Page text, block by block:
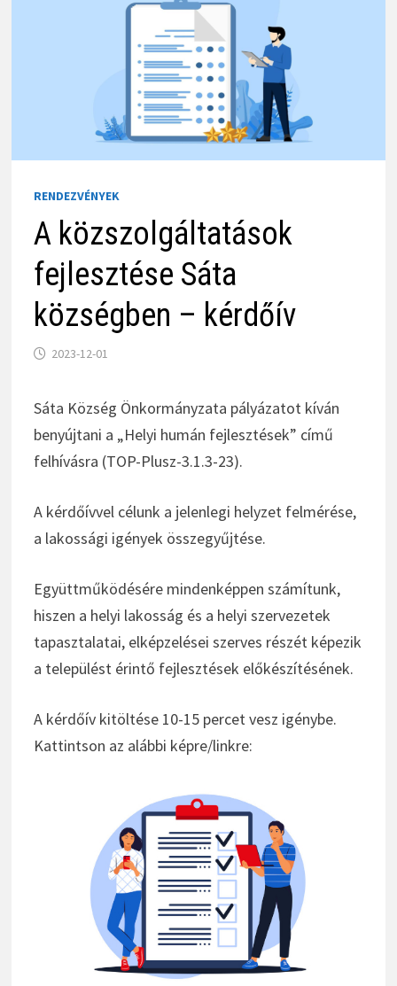
RENDEZVÉNYEK
A közszolgáltatások
fejlesztése Sáta
községben – kérdőív
2023-12-01
Sáta Község Önkormányzata pályázatot kíván
benyújtani a „Helyi humán fejlesztések” című
felhívásra (TOP-Plusz-3.1.3-23).
A kérdőívvel célunk a jelenlegi helyzet felmérése,
a lakossági igények összegyűjtése.
Együttműködésére mindenképpen számítunk,
hiszen a helyi lakosság és a helyi szervezetek
tapasztalatai, elképzelései szerves részét képezik
a települést érintő fejlesztések előkészítésének.
A kérdőív kitöltése 10-15 percet vesz igénybe.
Kattintson az alábbi képre/linkre: